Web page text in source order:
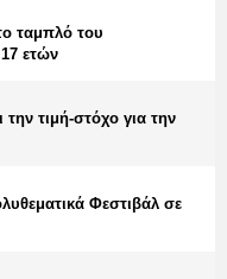
ταμπλό του
ετών
τιμή-στόχο για την
Φεστιβάλ σε